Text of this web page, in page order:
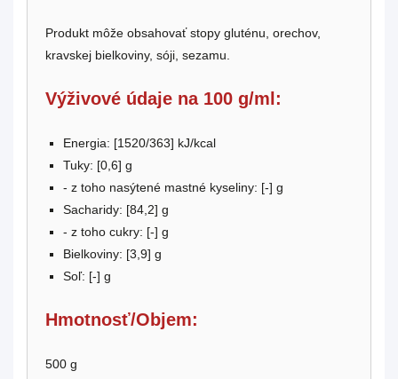
Produkt môže obsahovať stopy gluténu, orechov,
kravskej bielkoviny, sóji, sezamu.
Výživové údaje na 100 g/ml:
Energia: [1520/363] kJ/kcal
Tuky: [0,6] g
- z toho nasýtené mastné kyseliny: [-] g
Sacharidy: [84,2] g
- z toho cukry: [-] g
Bielkoviny: [3,9] g
Soľ: [-] g
Hmotnosť/Objem:
500 g